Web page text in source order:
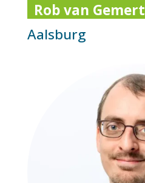
Rob van Gemert
Aalsburg